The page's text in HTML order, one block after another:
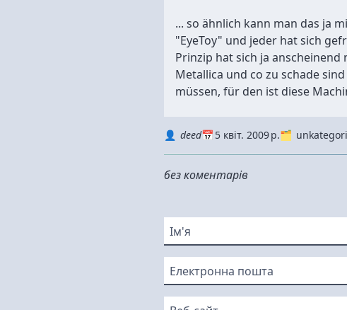
... so ähnlich kann man das ja
"EyeToy" und jeder hat sich
Prinzip hat sich ja anscheinend
Metallica und co zu schade
müssen, für den ist diese
Autordeed
Datum 5 квіт. 2009 р.
Kategorie
без коментарів
Ім'я
Електронна пошта